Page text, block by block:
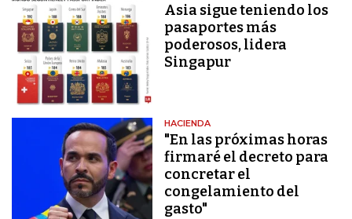
Asia sigue teniendo los
pasaportes más
poderosos, lidera
Singapur
HACIENDA
"En las próximas horas
firmaré el decreto para
concretar el
congelamiento del
gasto"